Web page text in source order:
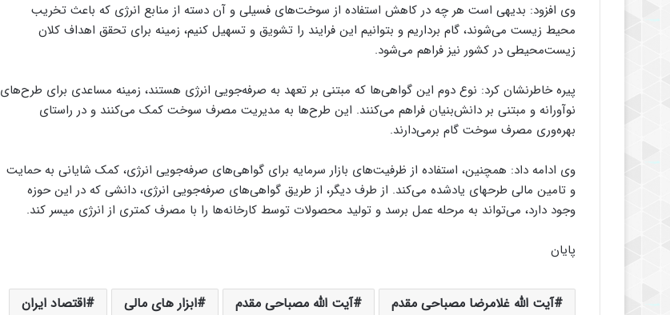
وی افزود: بدیهی است هر چه در کاهش استفاده از سوخت‌های فسیلی و آن دسته از منابع انرژی که باعث تخریب
محیط زیست می‌شوند، گام برداریم و بتوانیم این فرایند را تشویق و تسهیل کنیم، زمینه برای تحقق اهداف کلان
زیست‌محیطی در کشور نیز فراهم می‌شود.
پیره خاطرنشان کرد: نوع دوم این گواهی‌ها که مبتنی بر تعهد به صرفه‌جویی انرژی هستند، زمینه مساعدی برای طرح‌های
نوآورانه و مبتنی بر دانش‌بنیان فراهم می‌کنند. این طرح‌ها به مدیریت مصرف سوخت کمک می‌کنند و در راستای
بهره‌وری مصرف سوخت گام برمی‌دارند.
وی ادامه داد: همچنین، استفاده از ظرفیت‎‌های بازار سرمایه برای گواهی‌های صرفه‌جویی انرژی، کمک شایانی به حمایت
و تامین مالی طرح‎های یادشده می‌کند. از طرف دیگر، از طریق گواهی‌های صرفه‌جویی انرژی، دانشی که در این حوزه
وجود دارد، می‌تواند به مرحله عمل برسد و تولید محصولات توسط کارخانه‌ها را با مصرف کمتری از انرژی میسر کند.
پایان
آیت الله غلامرضا مصباحی مقدم آیت الله مصباحی مقدم ابزار های مالی
اقتصاد ایران